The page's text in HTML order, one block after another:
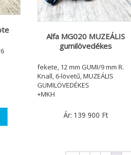
Alfa MG020 MUZEÁLIS
gumilövedékes
fekete, 12 mm GUMI/9 mm R.
Knall, 6-lövetű, MUZEÁLIS
GUMILÖVEDÉKES
+MKH
Ár: 139 900 Ft